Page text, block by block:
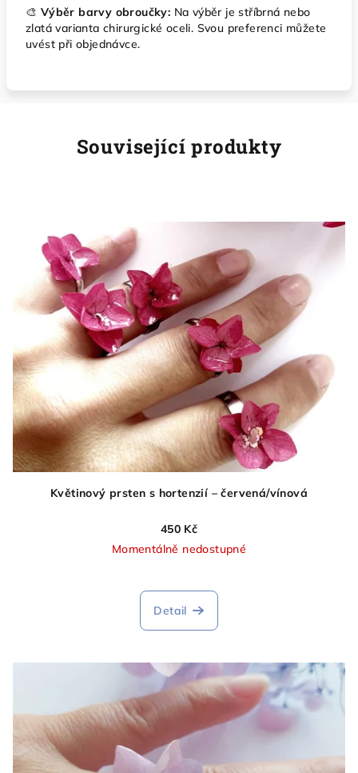
🎨 Výběr barvy obroučky: Na výběr je stříbrná nebo
zlatá varianta chirurgické oceli. Svou preferenci můžete
uvést při objednávce.
Související produkty
Květinový prsten s hortenzií – červená/vínová
450 Kč
Momentálně nedostupné
hodnocení
produktu
5
hvězdiček.
Detail